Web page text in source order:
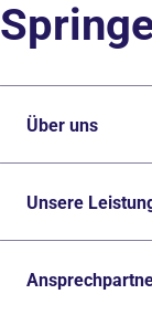
Über uns
Unsere